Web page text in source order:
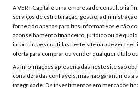
A VERT Capital é uma empresa de consultoria
serviços de estruturação, gestão,
fornecido apenas para fins informativos e não
aconselhamento financeiro, jurídico ou de
informações contidas neste site não devem ser
oferta para comprar ou vender qualquer título
As informações apresentadas neste site são
consideradas confiáveis, mas não garantimos a
integridade. Os investimentos em mercados